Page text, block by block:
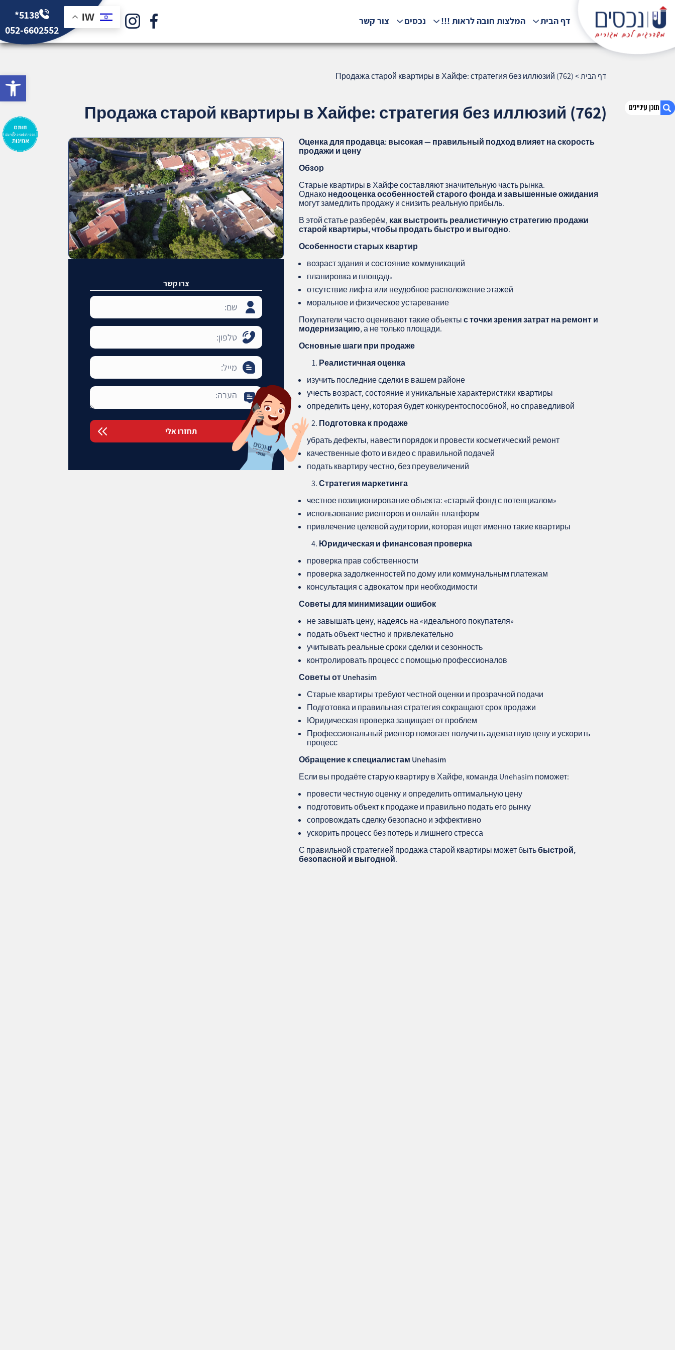
1. Продажа старой квартиры в Хайфе:
דף הבית המלצות חובה לראות !!! נכסים צור קשר IW
*5138
052-6602552
דף הבית>
Продажа старой квартиры в Хайфе: стратегия без иллюзий (762)
Продажа старой квартиры в Хайфе: стратегия без иллюзий (762)
Оценка для продавца: высокая — правильный подход влияет на скорость
продажи и цену
Обзор
Старые квартиры в Хайфе составляют значительную часть рынка.
Однаконедооценка особенностей старого фонда и завышенные ожидания
могут замедлить продажу и снизить реальную прибыль.
В этой статье разберём, как выстроить реалистичную стратегию продажи
старой квартиры, чтобы продать быстро и выгодно.
Особенности старых квартир
возраст здания и состояние коммуникаций
планировка и площадь
отсутствие лифта или неудобное расположение этажей
моральное и физическое устаревание
Покупатели часто оценивают такие объектыс точки зрения затрат на ремонт и
модернизацию, а не только площади.
Основные шаги при продаже
Реалистичная оценка
изучить последние сделки в вашем районе
учесть возраст, состояние и уникальные характеристики квартиры
определить цену, которая будет конкурентоспособной, но справедливой
Подготовка к продаже
убрать дефекты, навести порядок и провести косметический ремонт
качественные фото и видео с правильной подачей
подать квартиру честно, без преувеличений
Стратегия маркетинга
честное позиционирование объекта: «старый фонд с потенциалом»
использование риелторов и онлайн-платформ
привлечение целевой аудитории, которая ищет именно такие квартиры
Юридическая и финансовая проверка
проверка прав собственности
проверка задолженностей по дому или коммунальным платежам
консультация с адвокатом при необходимости
Советы для минимизации ошибок
не завышать цену, надеясь на «идеального покупателя»
подать объект честно и привлекательно
учитывать реальные сроки сделки и сезонность
контролировать процесс с помощью профессионалов
Советы от Unehasim
Старые квартиры требуют честной оценки и прозрачной подачи
Подготовка и правильная стратегия сокращают срок продажи
Юридическая проверка защищает от проблем
Профессиональный риелтор помогает получить адекватную цену и ускорить
процесс
Обращение к специалистам Unehasim
Если вы продаёте старую квартиру в Хайфе, команда Unehasim поможет:
провести честную оценку и определить оптимальную цену
подготовить объект к продаже и правильно подать его рынку
сопровождать сделку безопасно и эффективно
ускорить процесс без потерь и лишнего стресса
С правильной стратегией продажа старой квартиры может бытьбыстрой,
безопасной и выгодной.
צרו קשר